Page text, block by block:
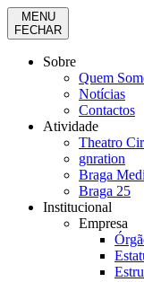
MENU
FECHAR
Sobre
Quem
Notícias
Contactos
Atividade
Theatro
gnration
Braga
Braga 25
Institucional
Empresa